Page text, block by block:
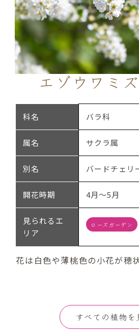
エゾウワミ
科名 バラ科
属名 サクラ属
別名 バードチェリ
開花時期 4月～5月
見られるエ
リア
ローズガーデン
花は白色や薄桃色の小花が穂
すべての植物を